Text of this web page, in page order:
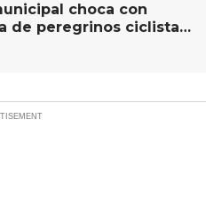
choca con
de peregrinos ciclistas
México-Querétaro